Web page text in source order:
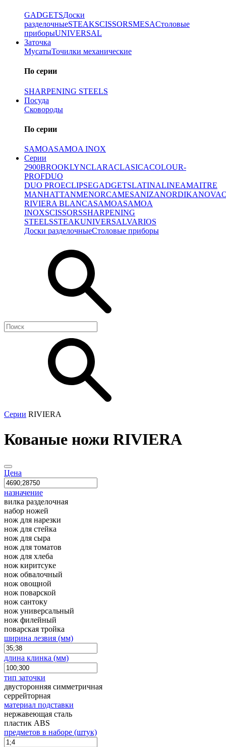
GADGETSДоски
разделочныеSTEAKSCISSORSMESAСтоловые
приборыUNIVERSAL
Заточка
МусатыТочилки механические
По серии
SHARPENING STEELS
Посуда
Сковороды
По серии
SAMOASAMOA INOX
Серии
2900BROOKLYNCLARACLASICACOLOUR-
PROFDUO
DUO PROECLIPSEGADGETSLATINALINEAMAITRE
MANHATTANMENORCAMESANIZANORDIKANOVA
RIVIERA BLANCASAMOASAMOA
INOXSCISSORSSHARPENING
STEELSSTEAKUNIVERSALVARIOS
Доски разделочныеСтоловые приборы
Серии RIVIERA
Кованые ножи RIVIERA
Цена
назначение
вилка разделочная
набор ножей
нож для нарезки
нож для стейка
нож для сыра
нож для томатов
нож для хлеба
нож киритсуке
нож обвалочный
нож овощной
нож поварской
нож сантоку
нож универсальный
нож филейный
поварская тройка
ширина лезвия (мм)
длина клинка (мм)
тип заточки
двусторонняя симметричная
серрейторная
материал подставки
нержавеющая сталь
пластик ABS
предметов в наборе (штук)